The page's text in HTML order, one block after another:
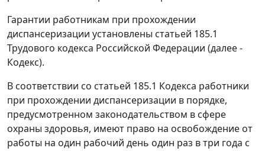
Гарантии работникам при прохождении
диспансеризации установлены статьей 185.1
Трудового кодекса Российской Федерации (далее -
Кодекс).
В соответствии со статьей 185.1 Кодекса работники
при прохождении диспансеризации в порядке,
предусмотренном законодательством в сфере
охраны здоровья, имеют право на освобождение от
работы на один рабочий день один раз в три года с